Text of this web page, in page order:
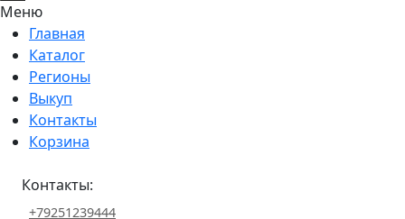
Меню
Главная
Каталог
Регионы
Выкуп
Контакты
Корзина
Контакты:
+79251239444